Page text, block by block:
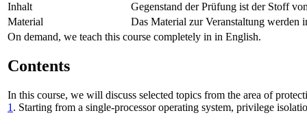
Inhalt
Gegenstand der Prüfung ist der Stoff
Material
Das Material zur Veranstaltung werden
On demand, we teach this course completely in in English.
Contents
In this course, we will discuss selected topics from the area of
1 . Starting from a single-processor operating system, privilege